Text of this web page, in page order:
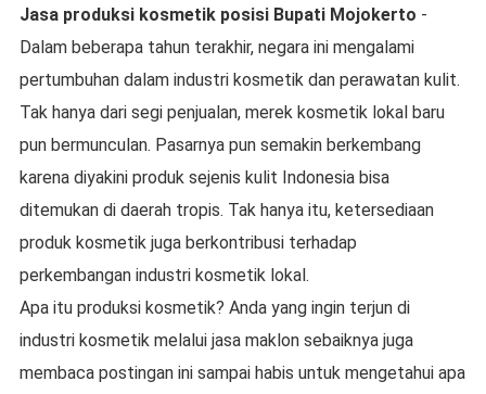
Jasa produksi kosmetik posisi Bupati Mojokerto -
Dalam beberapa tahun terakhir, negara ini mengalami
pertumbuhan dalam industri kosmetik dan perawatan kulit.
Tak hanya dari segi penjualan, merek kosmetik lokal baru
pun bermunculan. Pasarnya pun semakin berkembang
karena diyakini produk sejenis kulit Indonesia bisa
ditemukan di daerah tropis. Tak hanya itu, ketersediaan
produk kosmetik juga berkontribusi terhadap
perkembangan industri kosmetik lokal.
Apa itu produksi kosmetik? Anda yang ingin terjun di
industri kosmetik melalui jasa maklon sebaiknya juga
membaca postingan ini sampai habis untuk mengetahui apa